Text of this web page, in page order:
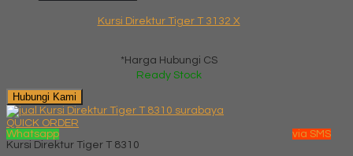
Kursi Direktur Tiger T 3132 X
*Harga Hubungi CS
Ready Stock
Hubungi Kami
QUICK ORDER
Whatsapp
via SMS
Kursi Direktur Tiger T 8310